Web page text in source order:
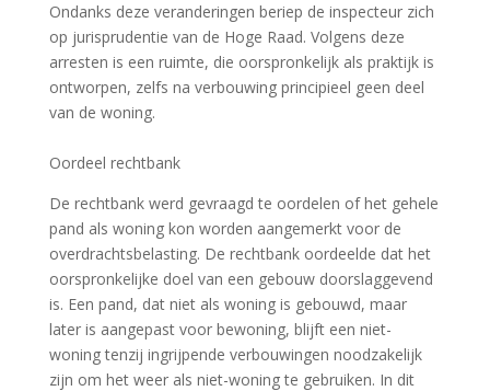
Ondanks deze veranderingen beriep de inspecteur zich
op jurisprudentie van de Hoge Raad. Volgens deze
arresten is een ruimte, die oorspronkelijk als praktijk is
ontworpen, zelfs na verbouwing principieel geen deel
van de woning.
Oordeel rechtbank
De rechtbank werd gevraagd te oordelen of het gehele
pand als woning kon worden aangemerkt voor de
overdrachtsbelasting. De rechtbank oordeelde dat het
oorspronkelijke doel van een gebouw doorslaggevend
is. Een pand, dat niet als woning is gebouwd, maar
later is aangepast voor bewoning, blijft een niet-
woning tenzij ingrijpende verbouwingen noodzakelijk
zijn om het weer als niet-woning te gebruiken. In dit